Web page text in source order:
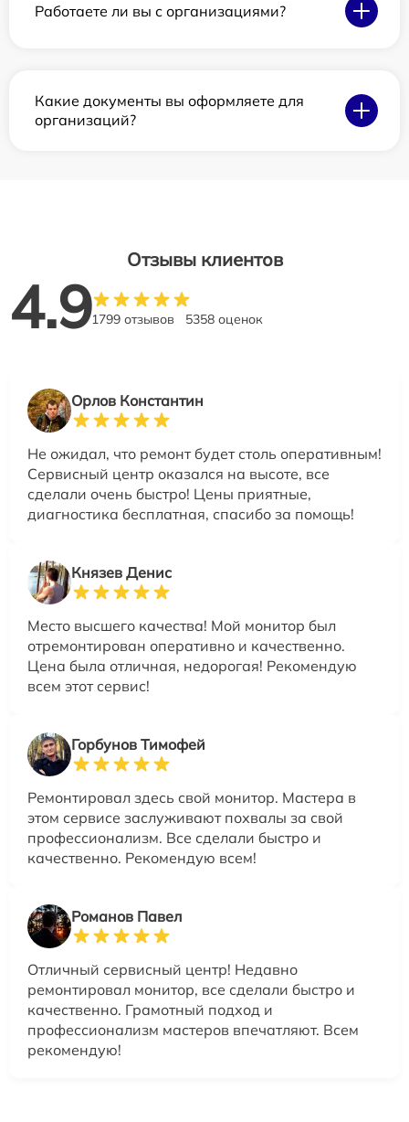
Работаете ли вы с организациями?
Какие документы вы оформляете для
организаций?
Отзывы клиентов
4.91799 отзывов 5358 оценок
Орлов Константин
Не ожидал, что ремонт будет столь оперативным!
Сервисный центр оказался на высоте, все
сделали очень быстро! Цены приятные,
диагностика бесплатная, спасибо за помощь!
Князев Денис
Место высшего качества! Мой монитор был
отремонтирован оперативно и качественно.
Цена была отличная, недорогая! Рекомендую
всем этот сервис!
Горбунов Тимофей
Ремонтировал здесь свой монитор. Мастера в
этом сервисе заслуживают похвалы за свой
профессионализм. Все сделали быстро и
качественно. Рекомендую всем!
Романов Павел
Отличный сервисный центр! Недавно
ремонтировал монитор, все сделали быстро и
качественно. Грамотный подход и
профессионализм мастеров впечатляют. Всем
рекомендую!